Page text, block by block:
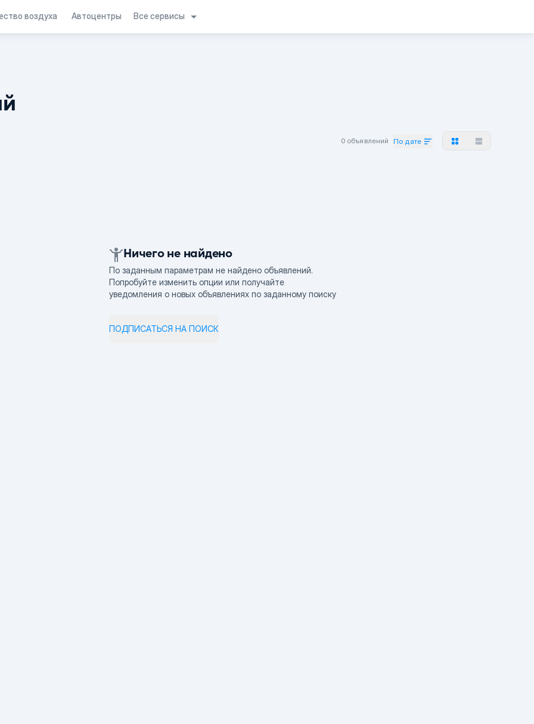
воздуха Автоцентры Все сервисы
0 объявлений По дате
Ничего не найдено
По заданным параметрам не найдено объявлений.
Попробуйте изменить опции или получайте
уведомления о новых объявлениях по заданному поиску
ПОДПИСАТЬСЯ НА ПОИСК